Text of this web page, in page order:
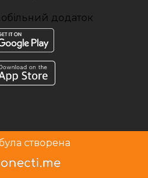
додаток
створена